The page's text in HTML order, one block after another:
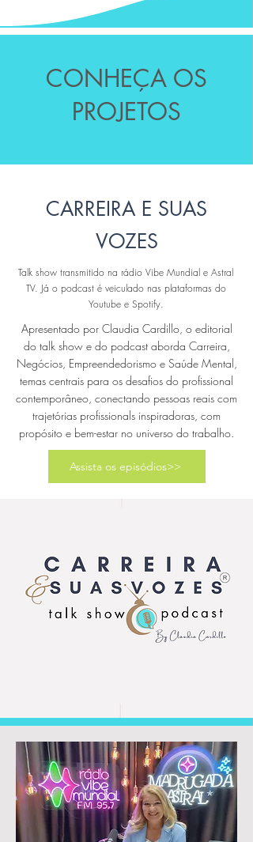
CONHEÇA OS
PROJETOS
CARREIRA E SUAS
VOZES
Talk show transmitido na rádio Vibe Mundial e Astral
TV. Já o podcast é veiculado nas plataformas do
Youtube e Spotify.
Apresentado por Claudia Cardillo, oeditorial
do talk show e do podcast aborda Carreira,
Negócios, Empreendedorismo e Saúde Mental,
temas centrais para os desafios do profissional
contemporâneo, conectando pessoas reais com
trajetórias profissionals inspiradoras, com
propósito e bem-estar no universo do trabalho.
Assista os episódios>>